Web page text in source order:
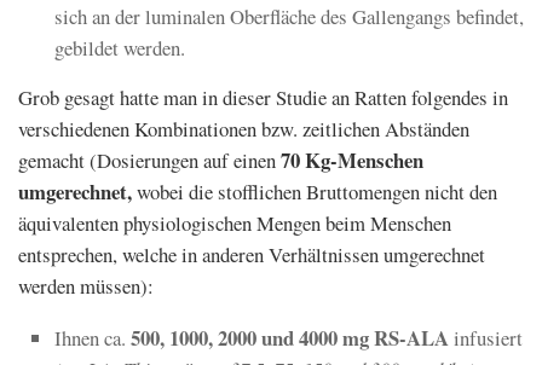
sich an der luminalen Oberfläche des Gallengangs befindet,
gebildet werden.
Grob gesagt hatte man in dieser Studie an Ratten folgendes in
verschiedenen Kombinationen bzw. zeitlichen Abständen
gemacht (Dosierungen auf einen70 Kg-Menschen
umgerechnet,wobei die stofflichen Bruttomengen nicht den
äquivalenten physiologischen Mengen beim Menschen
entsprechen, welche in anderen Verhältnissen umgerechnet
werden müssen):
Ihnen ca. 500, 1000, 2000 und 4000 mg RS-ALAinfusiert